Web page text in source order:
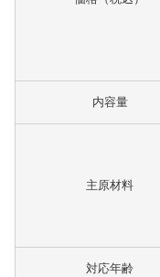
内容量
主原材料
対応年齢